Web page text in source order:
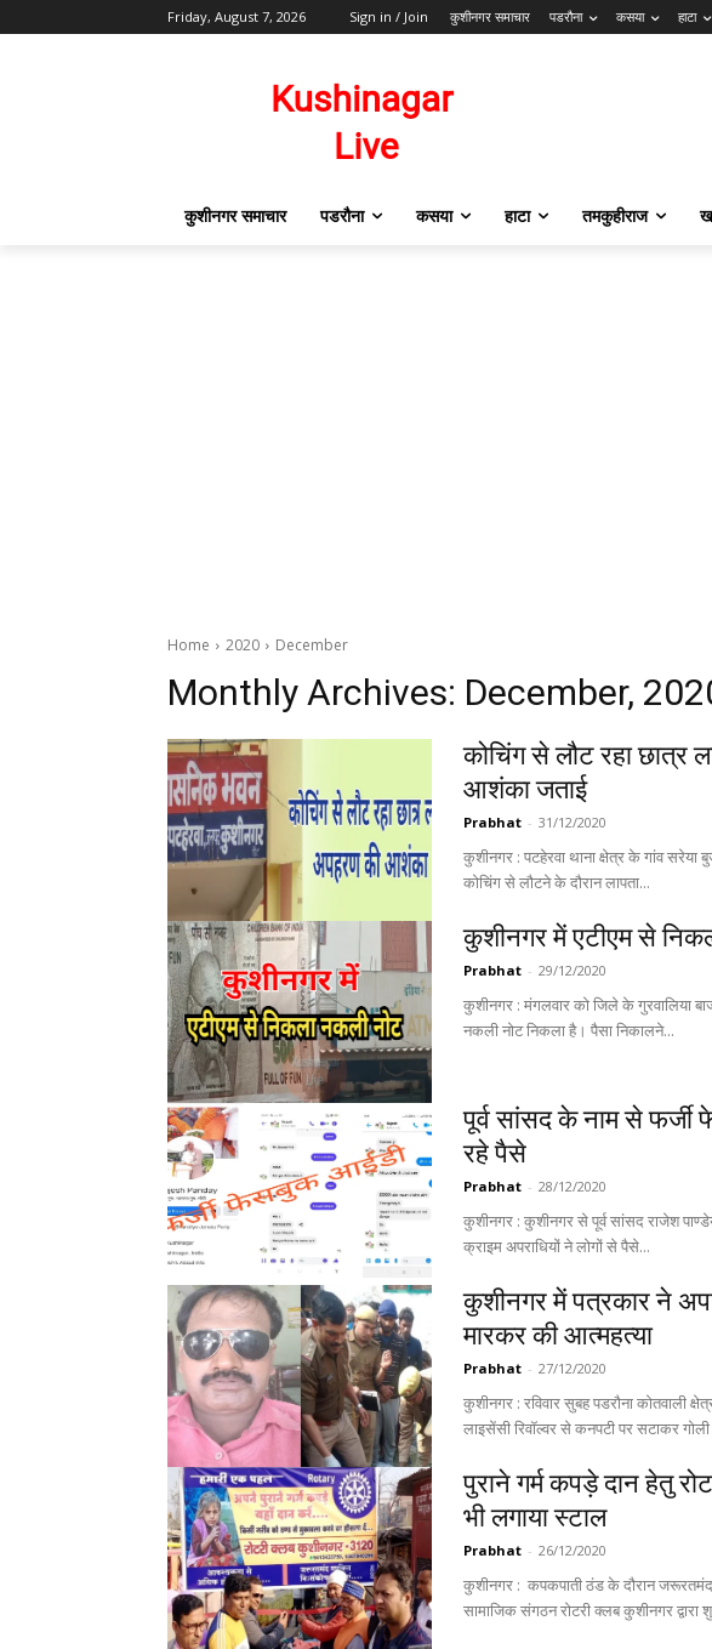
Friday, August 7, 2026 Sign in / Join कुशीनगर समाचार पडरौना कसया हाटा
कुशीनगर समाचार पडरौना कसया हाटा तमकुहीराज
Home 2020 December
Monthly Archives: December,
कोचिंग से लौट रहा छात्र
आशंका जताई
Prabhat - 31/12/2020
कुशीनगर : पटहेरवा थाना क्षेत्र के गांव सरेया
कोचिंग से लौटने के दौरान लापता...
कुशीनगर में एटीएम से
Prabhat - 29/12/2020
कुशीनगर : मंगलवार को जिले के गुरवालिया
नकली नोट निकला है। पैसा निकालने...
पूर्व सांसद के नाम से
रहे पैसे
Prabhat - 28/12/2020
कुशीनगर : कुशीनगर से पूर्व सांसद राजेश
क्राइम अपराधियों ने लोगों से पैसे...
कुशीनगर में पत्रकार ने
मारकर की आत्महत्या
Prabhat - 27/12/2020
कुशीनगर : रविवार सुबह पडरौना कोतवाली
लाइसेंसी रिवॉल्वर से कनपटी पर सटाकर गोली
पुराने गर्म कपड़े दान हेतु
भी लगाया स्टाल
Prabhat - 26/12/2020
कुशीनगर : कपकपाती ठंड के दौरान
सामाजिक संगठन रोटरी क्लब कुशीनगर द्वारा